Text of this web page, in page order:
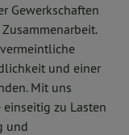
Gewerkschaften
und einer
Mit uns
zu Lasten
und